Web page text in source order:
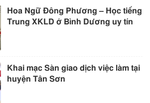
Hoa Ngữ Đông Phương – Học tiếng
Trung XKLD ở Bình Dương uy tín
Khai mạc Sàn giao dịch việc làm tại
huyện Tân Sơn